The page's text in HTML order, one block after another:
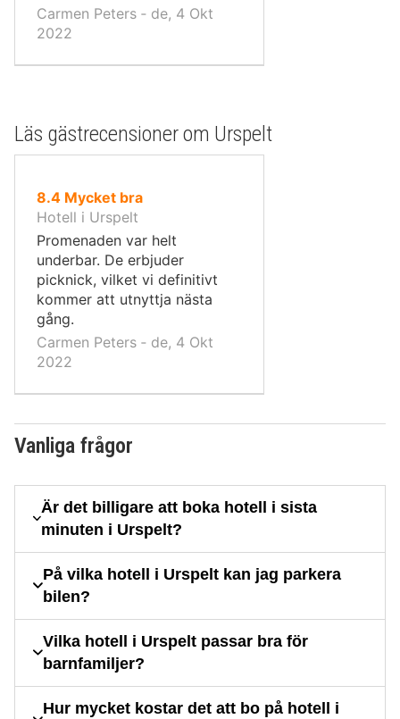
Carmen Peters ‐ de, 4 Okt
2022
Läs gästrecensioner om Urspelt
8.4av
10,
Mycket bra
Hotell i Urspelt
Promenaden var helt
underbar. De erbjuder
picknick, vilket vi definitivt
kommer att utnyttja nästa
gång.
Carmen Peters ‐ de, 4 Okt
2022
Vanliga frågor
Är det billigare att boka hotell i sista
minuten i Urspelt?
På vilka hotell i Urspelt kan jag parkera
bilen?
Vilka hotell i Urspelt passar bra för
barnfamiljer?
Hur mycket kostar det att bo på hotell i